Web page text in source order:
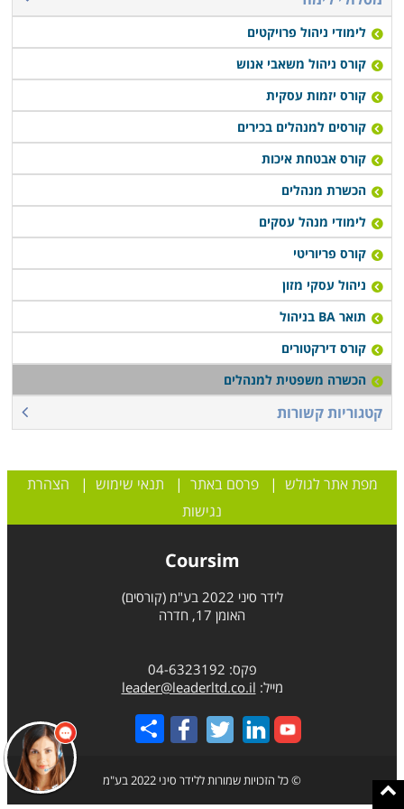
לימודי ניהול פרויקטים
קורס ניהול משאבי אנוש
קורס יזמות עסקית
קורסים למנהלים בכירים
קורס אבטחת איכות
הכשרת מנהלים
לימודי מנהל עסקים
קורס פריוריטי
ניהול עסקי מזון
תואר BA בניהול
קורס דירקטורים
הכשרה משפטית למנהלים
קטגוריות קשורות
מפת אתר לגולש |פרסם באתר | תנאי שימוש | הצהרת
נגישות
Coursim
לידר סיני 2022 בע"מ (קורסים)
האומן 17, חדרה
פקס: 04-6323192
מייל: leader@leaderltd.co.il
Share
© כל הזכויות שמורות ללידר סיני 2022 בע"מ